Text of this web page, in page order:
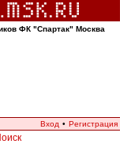
ФК "Спартак" Москва
Вход • Регистрация